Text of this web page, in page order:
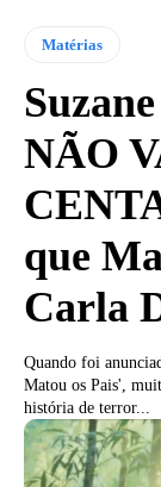
Matérias
NÃO
que
Carla
Quando foi
Matou os Pais',
história de terror...